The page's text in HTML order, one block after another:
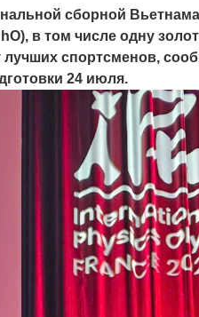
сборной
в том числе одну
лучших спортсменов,
24 июля.